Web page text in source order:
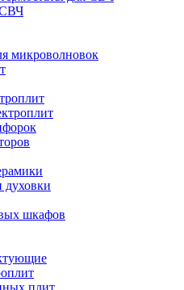
СВЧ
микроволновок
духовки
шкафов